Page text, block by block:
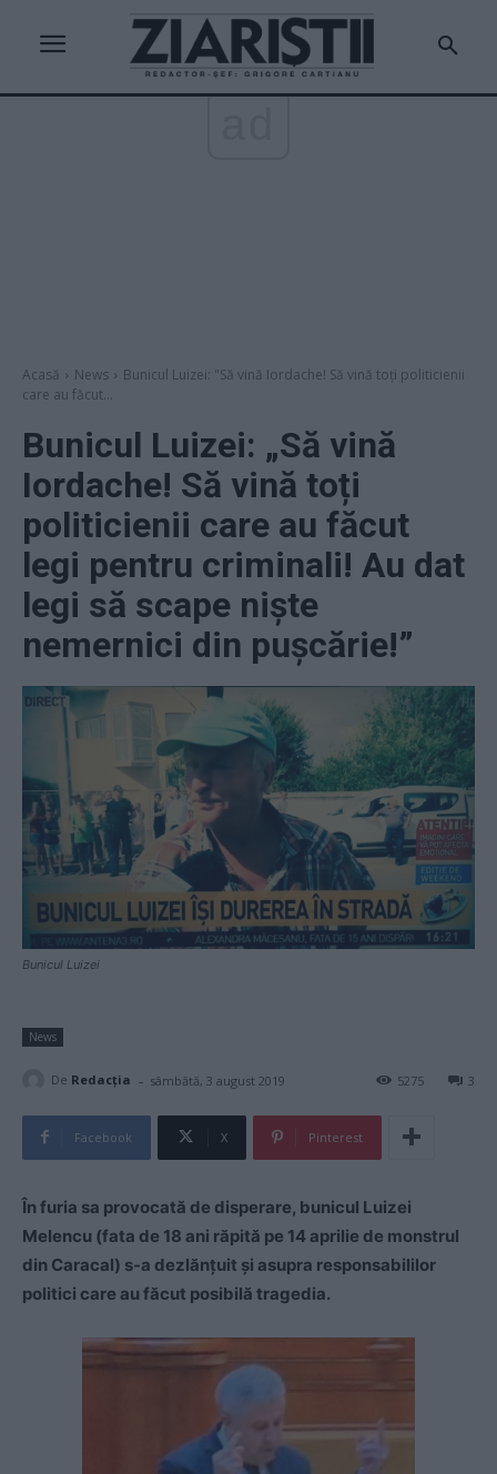
Acasă News
Bunicul Luizei: "Să vină Iordache! Să vină toți politicienii
care au făcut...
Bunicul Luizei: „Să vină
Iordache! Să vină toți
politicienii care au făcut
legi pentru criminali! Au dat
legi să scape niște
nemernici din pușcărie!”
Bunicul Luizei
News
De Redacţia - sâmbătă, 3 august 2019 3
5275
Facebook X Pinterest
În furia sa provocată de disperare, bunicul Luizei
Melencu (fata de 18 ani răpită pe 14 aprilie de monstrul
din Caracal) s-a dezlănțuit și asupra responsabililor
politici care au făcut posibilă tragedia.